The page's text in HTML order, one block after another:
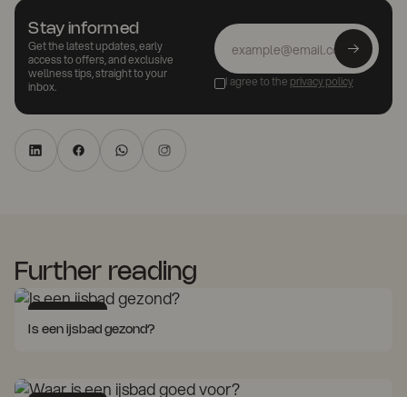
Stay informed
Get the latest updates, early
access to offers, and exclusive
wellness tips, straight to your
inbox.
I agree to the privacy policy
Further reading
Is een ijsbad gezond?